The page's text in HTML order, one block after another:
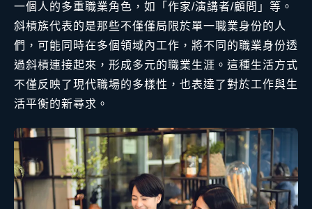
一個人的多重職業角色，如「作家/演講者/顧問」等。
斜槓族代表的是那些不僅僅局限於單一職業身份的人
們，可能同時在多個領域內工作，將不同的職業身份透
過斜槓連接起來，形成多元的職業生涯。這種生活方式
不僅反映了現代職場的多樣性，也表達了對於工作與生
活平衡的新尋求。